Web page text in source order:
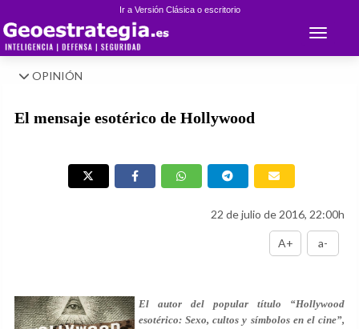
Ir a Versión Clásica o escritorio
Toggle
OPINIÓN
El mensaje esotérico de Hollywood
22 de julio de 2016, 22:00h
A+ a-
El autor del popular título “Hollywood
esotérico: Sexo, cultos y símbolos en el cine”,